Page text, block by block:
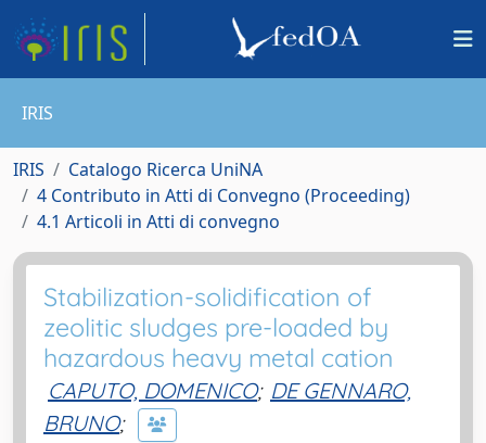
IRIS
IRIS
Catalogo Ricerca UniNA
4 Contributo in Atti di Convegno (Proceeding)
4.1 Articoli in Atti di convegno
Stabilization-solidification of
zeolitic sludges pre-loaded by
hazardous heavy metal cation
CAPUTO, DOMENICO; DE GENNARO,
BRUNO;